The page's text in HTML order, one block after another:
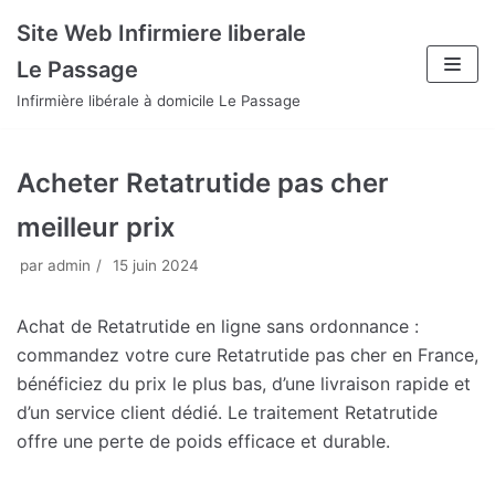
Aller
contenu
Site Web Infirmiere liberale
Le Passage
Infirmière libérale à domicile Le Passage
Acheter Retatrutide pas cher
meilleur prix
par admin 15 juin 2024
Achat de Retatrutide en ligne sans ordonnance :
commandez votre cure Retatrutide pas cher en France,
bénéficiez du prix le plus bas, d’une livraison rapide et
d’un service client dédié. Le traitement Retatrutide
offre une perte de poids efficace et durable.